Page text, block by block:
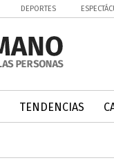
DEPORTES
TENDENCIAS